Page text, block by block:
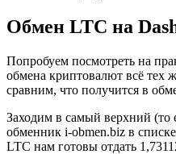
Обмен LTC на
Попробуем посмотреть на
обмена криптовалют всё тех
сравним, что получится в
Заходим в самый верхний
обменник i-obmen.biz в
LTC нам готовы отдать